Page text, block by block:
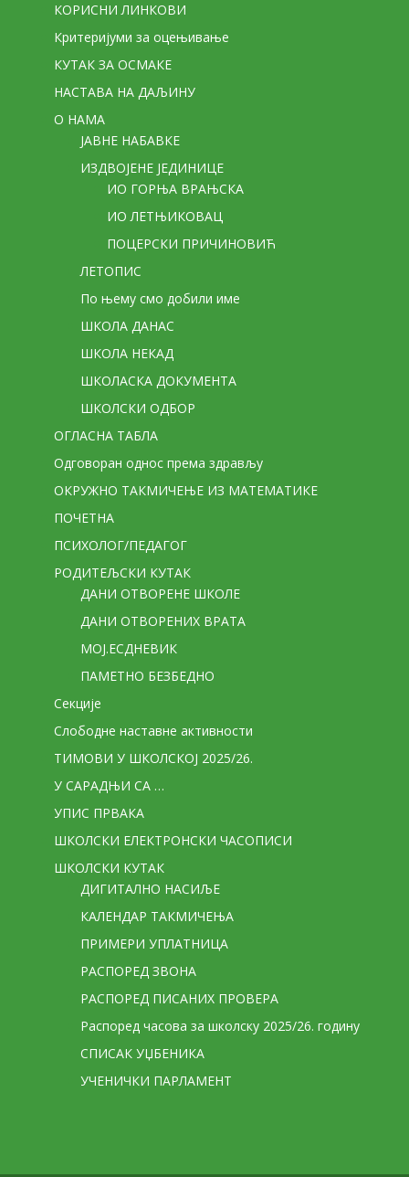
КОРИСНИ ЛИНКОВИ
Критеријуми за оцењивање
КУТАК ЗА ОСМАКЕ
НАСТАВА НА ДАЉИНУ
О НАМА
ЈАВНЕ НАБАВКЕ
ИЗДВОЈЕНЕ ЈЕДИНИЦЕ
ИО ГОРЊА ВРАЊСКА
ИО ЛЕТЊИКОВАЦ
ПОЦЕРСКИ ПРИЧИНОВИЋ
ЛЕТОПИС
По њему смо добили име
ШКОЛА ДАНАС
ШКОЛА НЕКАД
ШКОЛАСКА ДОКУМЕНТА
ШКОЛСКИ ОДБОР
ОГЛАСНА ТАБЛА
Одговоран однос према здрављу
ОКРУЖНО ТАКМИЧЕЊЕ ИЗ МАТЕМАТИКЕ
ПОЧЕТНА
ПСИХОЛОГ/ПЕДАГОГ
РОДИТЕЉСКИ КУТАК
ДАНИ ОТВОРЕНЕ ШКОЛЕ
ДАНИ ОТВОРЕНИХ ВРАТА
МОЈ.ЕСДНЕВИК
ПАМЕТНО БЕЗБЕДНО
Секције
Слободне наставне активности
ТИМОВИ У ШКОЛСКОЈ 2025/26.
У САРАДЊИ СА …
УПИС ПРВАКА
ШКОЛСКИ ЕЛЕКТРОНСКИ ЧАСОПИСИ
ШКОЛСКИ КУТАК
ДИГИТАЛНО НАСИЉЕ
КАЛЕНДАР ТАКМИЧЕЊА
ПРИМЕРИ УПЛАТНИЦА
РАСПОРЕД ЗВОНА
РАСПОРЕД ПИСАНИХ ПРОВЕРА
Распоред часова за школску 2025/26. годину
СПИСАК УЏБЕНИКА
УЧЕНИЧКИ ПАРЛАМЕНТ